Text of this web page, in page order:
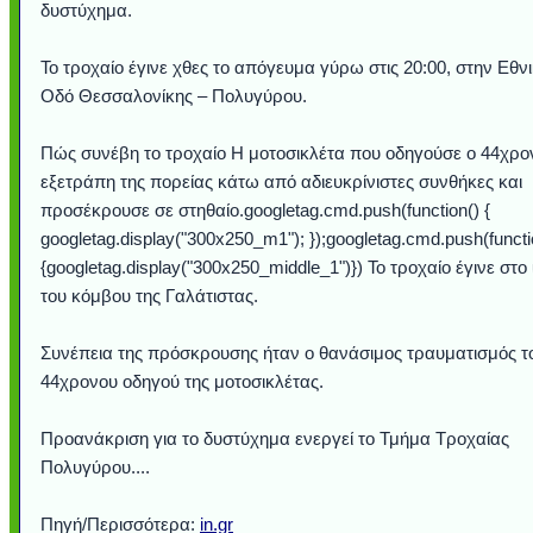
δυστύχημα.
Το τροχαίο έγινε χθες το απόγευμα γύρω στις 20:00, στην
Οδό Θεσσαλονίκης – Πολυγύρου.
Πώς συνέβη το τροχαίο Η μοτοσικλέτα που οδηγούσε ο
εξετράπη της πορείας κάτω από αδιευκρίνιστες συνθήκες και
προσέκρουσε σε στηθαίο.googletag.cmd.push(function() {
googletag.display("300x250_m1");
{googletag.display("300x250_middle_1")}) Το τροχαίο έγινε
του κόμβου της Γαλάτιστας.
Συνέπεια της πρόσκρουσης ήταν ο θανάσιμος τραυματισμός
44χρονου οδηγού της μοτοσικλέτας.
Προανάκριση για το δυστύχημα ενεργεί το Τμήμα Τροχαίας
Πολυγύρου....
Πηγή/Περισσότερα: in.gr
το παράθυρό
που κάνει το
κι απ' το
μωρό